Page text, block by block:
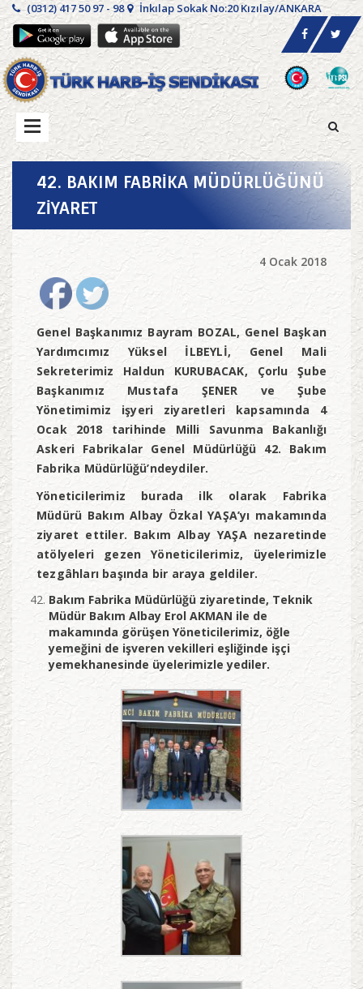
(0312) 417 50 97 - 98 İnkılap Sokak No:20 Kızılay/ANKARA
42. BAKIM FABRİKA MÜDÜRLÜĞÜNÜ
ZİYARET
4 Ocak 2018
Genel Başkanımız Bayram BOZAL, Genel Başkan
Yardımcımız Yüksel İLBEYLİ, Genel Mali
Sekreterimiz Haldun KURUBACAK, Çorlu Şube
Başkanımız Mustafa ŞENER ve Şube
Yönetimimiz işyeri ziyaretleri kapsamında 4
Ocak 2018 tarihinde Milli Savunma Bakanlığı
Askeri Fabrikalar Genel Müdürlüğü 42. Bakım
Fabrika Müdürlüğü’ndeydiler.
Yöneticilerimiz burada ilk olarak Fabrika
Müdürü Bakım Albay Özkal YAŞA’yı makamında
ziyaret ettiler. Bakım Albay YAŞA nezaretinde
atölyeleri gezen Yöneticilerimiz, üyelerimizle
tezgâhları başında bir araya geldiler.
Bakım Fabrika Müdürlüğü ziyaretinde, Teknik
Müdür Bakım Albay Erol AKMAN ile de
makamında görüşen Yöneticilerimiz, öğle
yemeğini de işveren vekilleri eşliğinde işçi
yemekhanesinde üyelerimizle yediler.